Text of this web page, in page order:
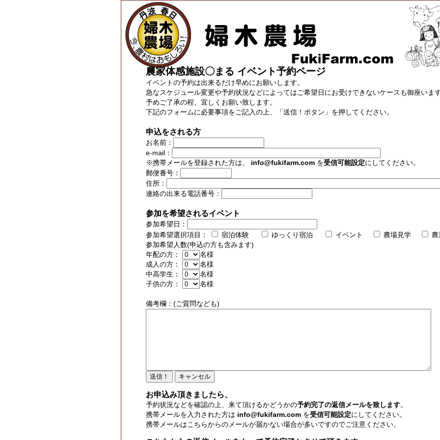
農家体感施設〇まる イベント予約ページ
イベントの予約は出来るだけ早めにお願いします。
急なスケジュール変更や予約状況などによってはご希望日にお受けできないケースも御座いま
予めご了承の程、宜しくお願い致します。
下記のフォームに必要事項をご記入の上、「送信！ボタン」を押してください。
申込をされる方
お名前：
e-mail：
※携帯メールを登録された方は、 info@fukifarm.com を受信可能設定にしてください。
郵便番号：
住所：
連絡の出来る電話番号：
参加を希望されるイベント
参加希望日：
参加希望選択項目：
宿泊体験 ゆっくり宿泊 イベント 農場見学
参加希望人数(申込の方も含みます)
年配の方：
名様
成人の方：
名様
中高学生：
名様
子供の方：
名様
備考欄：(ご質問なども)
お申込み頂きましたら、
予約状況などを確認の上、来て頂けるかどうかの予約完了の返信メールを致します。
携帯メールを入力された方は info@fukifarm.com を受信可能設定にしてください。
携帯メールはこちらからのメールが届かない場合が多いですのでご注意ください。